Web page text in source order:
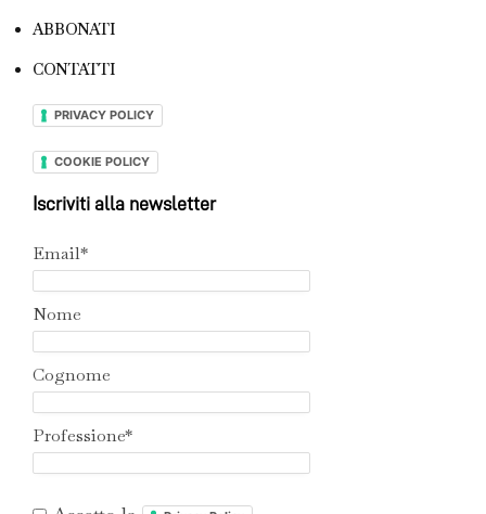
ABBONATI
CONTATTI
PRIVACY POLICY
COOKIE POLICY
Iscriviti alla newsletter
Email*
Nome
Cognome
Professione*